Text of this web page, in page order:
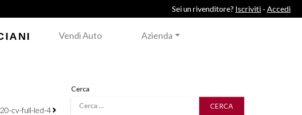
Sei un rivenditore? Iscriviti - Accedi
Vendi Auto Azienda
cv-full-led-4
Cerca
Cerca